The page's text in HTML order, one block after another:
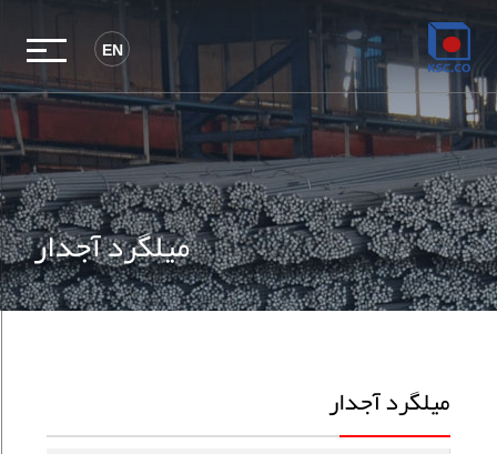
EN
میلگرد آجدار
میلگرد آجدار